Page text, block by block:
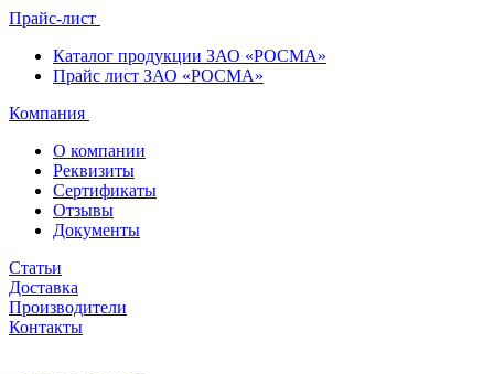
Прайс-лист
Каталог продукции ЗАО «РОСМА»
Прайс лист ЗАО «РОСМА»
Компания
О компании
Реквизиты
Сертификаты
Отзывы
Документы
Статьи
Доставка
Производители
Контакты